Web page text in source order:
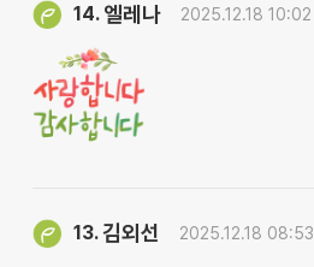
14. 엘레나 2025.12.18 10:02
13.김외선 2025.12.18 08:53